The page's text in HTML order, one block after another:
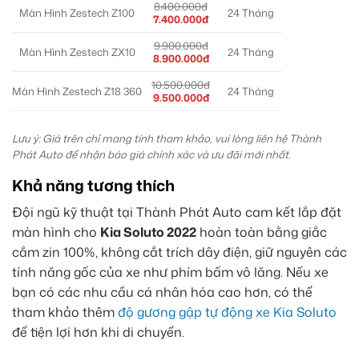
Màn Hình Zestech Z100
8.400.000đ
7.400.000đ
24 Tháng
Màn Hình Zestech ZX10
9.900.000đ
8.900.000đ
24 Tháng
Màn Hình Zestech Z18 360
10.500.000đ
9.500.000đ
24 Tháng
Lưu ý: Giá trên chỉ mang tính tham khảo, vui lòng liên hệ Thành
Phát Auto để nhận báo giá chính xác và ưu đãi mới nhất.
Khả năng tương thích
Đội ngũ kỹ thuật tại Thành Phát Auto cam kết lắp đặt
màn hình cho Kia Soluto 2022 hoàn toàn bằng giắc
cắm zin 100%, không cắt trích dây điện, giữ nguyên các
tính năng gốc của xe như phím bấm vô lăng. Nếu xe
bạn có các nhu cầu cá nhân hóa cao hơn, có thể
tham khảo thêmđộ gương gập tự động xe Kia Soluto
để tiện lợi hơn khi di chuyển.